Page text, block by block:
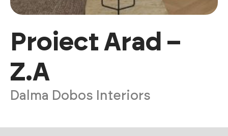
Proiect Arad –
Z.A
Dalma Dobos Interiors